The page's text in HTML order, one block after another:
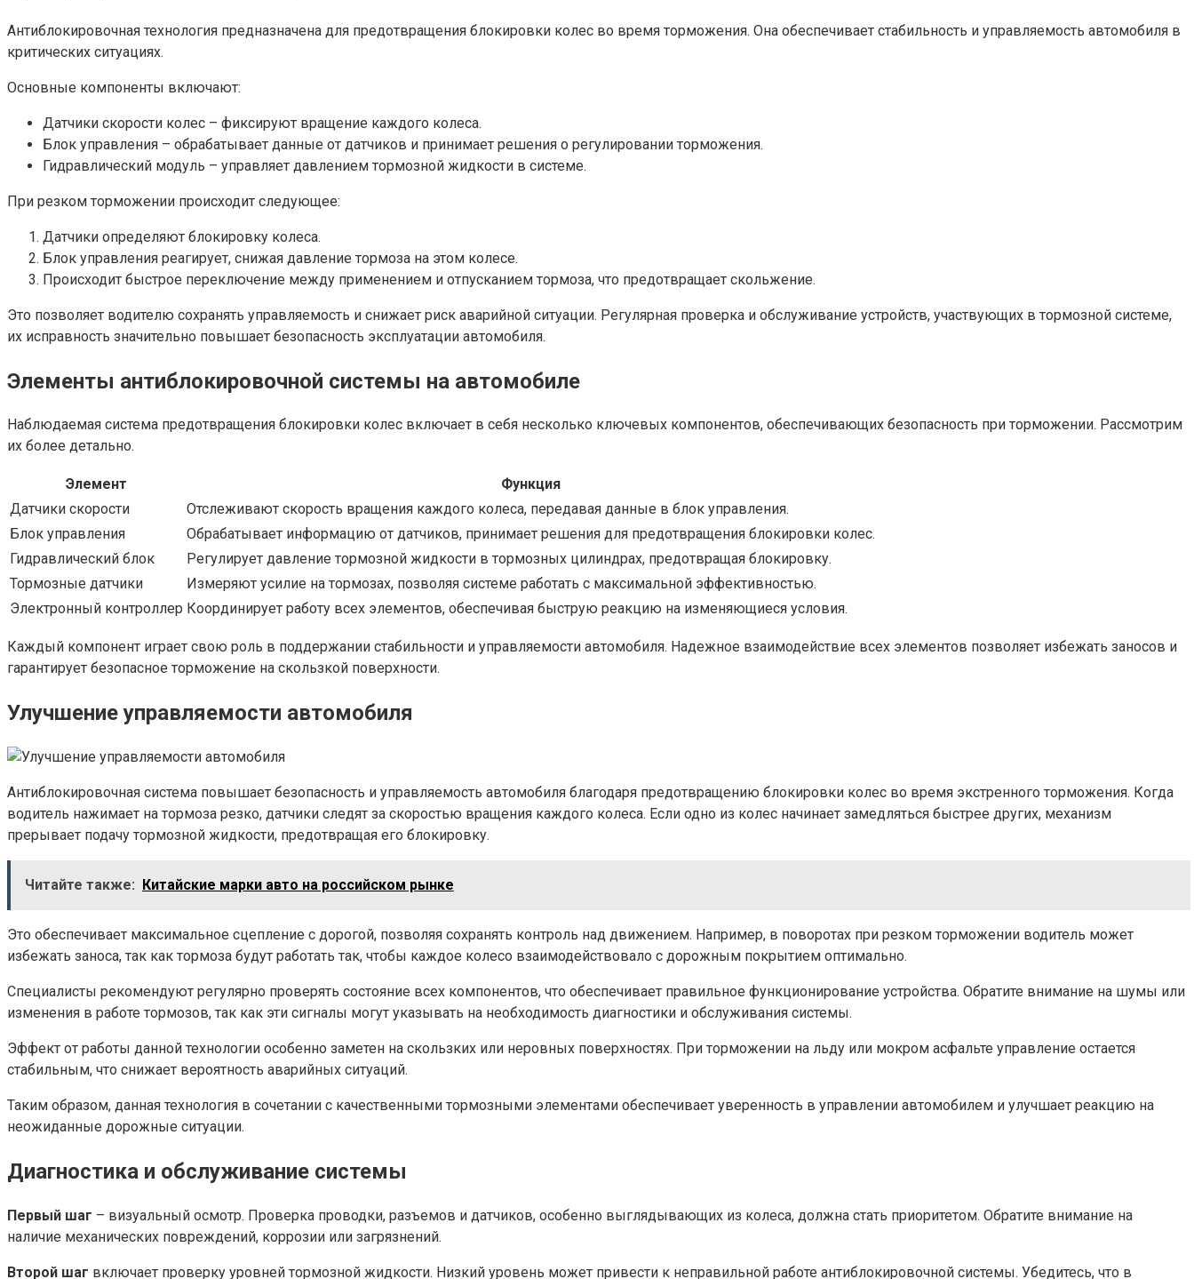
Антиблокировочная технология предназначена для предотвращения блокировки колес во время торможения. Она обеспечивает стабильность и управляемость автомобиля в
критических ситуациях.
Основные компоненты включают:
Датчики скорости колес – фиксируют вращение каждого колеса.
Блок управления – обрабатывает данные от датчиков и принимает решения о регулировании торможения.
Гидравлический модуль – управляет давлением тормозной жидкости в системе.
При резком торможении происходит следующее:
Датчики определяют блокировку колеса.
Блок управления реагирует, снижая давление тормоза на этом колесе.
Происходит быстрое переключение между применением и отпусканием тормоза, что предотвращает скольжение.
Это позволяет водителю сохранять управляемость и снижает риск аварийной ситуации. Регулярная проверка и обслуживание устройств, участвующих в тормозной системе,
их исправность значительно повышает безопасность эксплуатации автомобиля.
Элементы антиблокировочной системы на автомобиле
Наблюдаемая система предотвращения блокировки колес включает в себя несколько ключевых компонентов, обеспечивающих безопасность при торможении. Рассмотрим
их более детально.
Элемент
Функция
Датчики скорости
Отслеживают скорость вращения каждого колеса, передавая данные в блок управления.
Блок управления
Обрабатывает информацию от датчиков, принимает решения для предотвращения блокировки колес.
Гидравлический блок
Регулирует давление тормозной жидкости в тормозных цилиндрах, предотвращая блокировку.
Тормозные датчики
Измеряют усилие на тормозах, позволяя системе работать с максимальной эффективностью.
Электронный контроллер Координирует работу всех элементов, обеспечивая быструю реакцию на изменяющиеся условия.
Каждый компонент играет свою роль в поддержании стабильности и управляемости автомобиля. Надежное взаимодействие всех элементов позволяет избежать заносов и
гарантирует безопасное торможение на скользкой поверхности.
Улучшение управляемости автомобиля
Антиблокировочная система повышает безопасность и управляемость автомобиля благодаря предотвращению блокировки колес во время экстренного торможения. Когда
водитель нажимает на тормоза резко, датчики следят за скоростью вращения каждого колеса. Если одно из колес начинает замедляться быстрее других, механизм
прерывает подачу тормозной жидкости, предотвращая его блокировку.
Читайте также: Китайские марки авто на российском рынке
Это обеспечивает максимальное сцепление с дорогой, позволяя сохранять контроль над движением. Например, в поворотах при резком торможении водитель может
избежать заноса, так как тормоза будут работать так, чтобы каждое колесо взаимодействовало с дорожным покрытием оптимально.
Специалисты рекомендуют регулярно проверять состояние всех компонентов, что обеспечивает правильное функционирование устройства. Обратите внимание на шумы или
изменения в работе тормозов, так как эти сигналы могут указывать на необходимость диагностики и обслуживания системы.
Эффект от работы данной технологии особенно заметен на скользких или неровных поверхностях. При торможении на льду или мокром асфальте управление остается
стабильным, что снижает вероятность аварийных ситуаций.
Таким образом, данная технология в сочетании с качественными тормозными элементами обеспечивает уверенность в управлении автомобилем и улучшает реакцию на
неожиданные дорожные ситуации.
Диагностика и обслуживание системы
Первый шаг – визуальный осмотр. Проверка проводки, разъемов и датчиков, особенно выглядывающих из колеса, должна стать приоритетом. Обратите внимание на
наличие механических повреждений, коррозии или загрязнений.
Второй шаг включает проверку уровней тормозной жидкости. Низкий уровень может привести к неправильной работе антиблокировочной системы. Убедитесь, что в